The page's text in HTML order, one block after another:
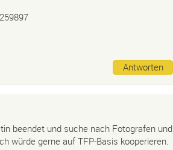
Antworten
beendet und suche nach Fotografen und
würde gerne auf TFP-Basis kooperieren.